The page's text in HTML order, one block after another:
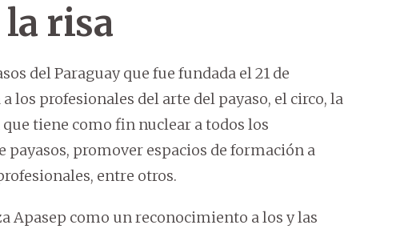
la risa
del Paraguay que fue fundada el 21 de
los profesionales del arte del payaso, el circo, la
tiene como fin nuclear a todos los
payasos, promover espacios de formación a
entre otros.
Apasep como un reconocimiento a los y las